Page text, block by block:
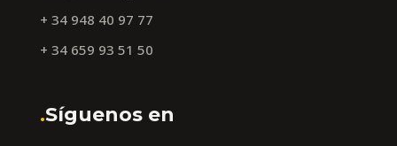
+ 34 948 40 97 77
+ 34 659 93 51 50
.Síguenos en